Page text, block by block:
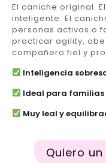
El caniche original.
inteligente. El
personas activas o
practicar agility,
compañero fiel y
Inteligencia
Ideal para familias
Muy leal y
Quiero